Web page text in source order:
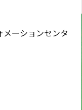
ーションセンタ